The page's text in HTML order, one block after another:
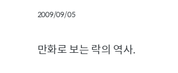
2009/09/05
만화로 보는 락의 역사.